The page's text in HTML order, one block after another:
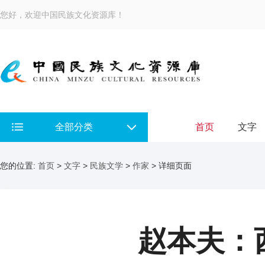
您好，欢迎中国民族文化资源库！
全部分类 首页 文字
您的位置: 首页 > 文字 > 民族文学 > 作家 > 详细页面
赵本夫：